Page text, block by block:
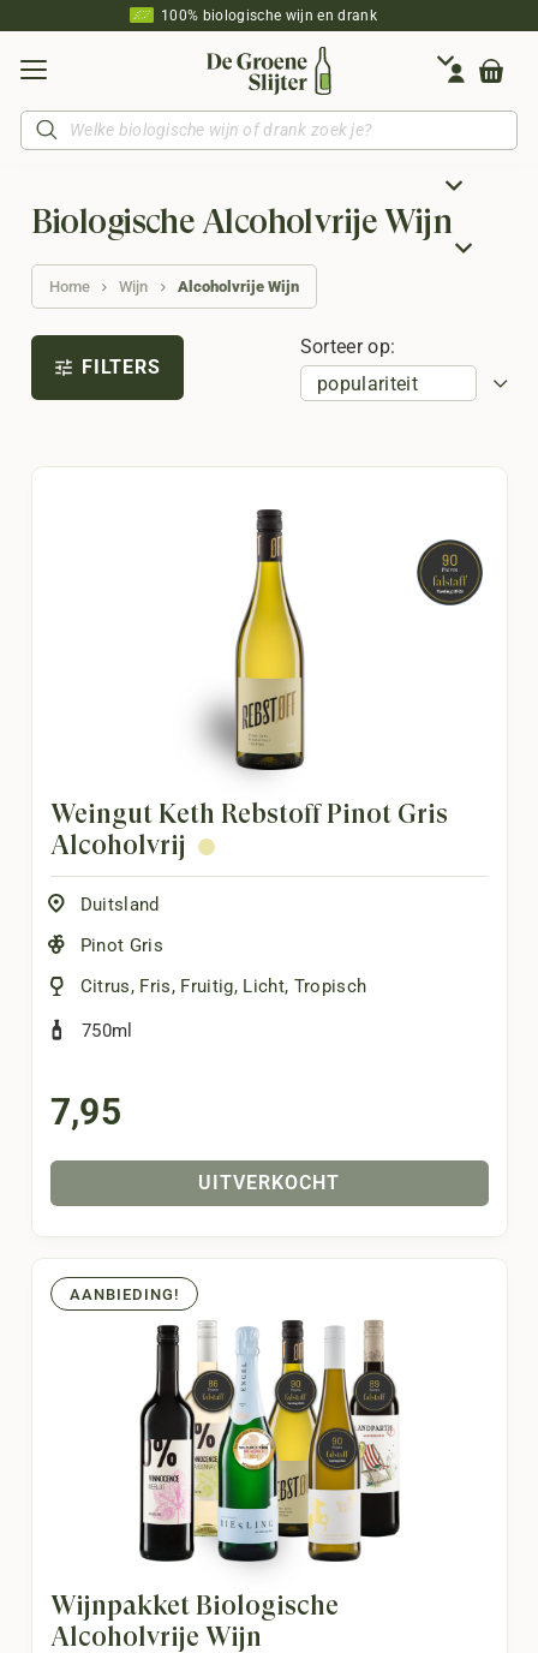
100% biologische wijn en drank
Producten
zoeken
Weingut Keth Rebstoff Pinot Gris
Alcoholvrij
Duitsland
Pinot Gris
Citrus, Fris, Fruitig, Licht, Tropisch
750ml
7,95
UITVERKOCHT
AANBIEDING!
Wijnpakket Biologische
Alcoholvrije Wijn
Biologische Alcoholvrije Wijn
Home Wijn Alcoholvrije Wijn
tune FILTERS
Sorteer op: